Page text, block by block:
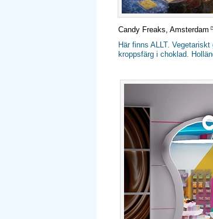
Candy Freaks, Amsterdam
Här finns ALLT.
kroppsfärg i choklad.